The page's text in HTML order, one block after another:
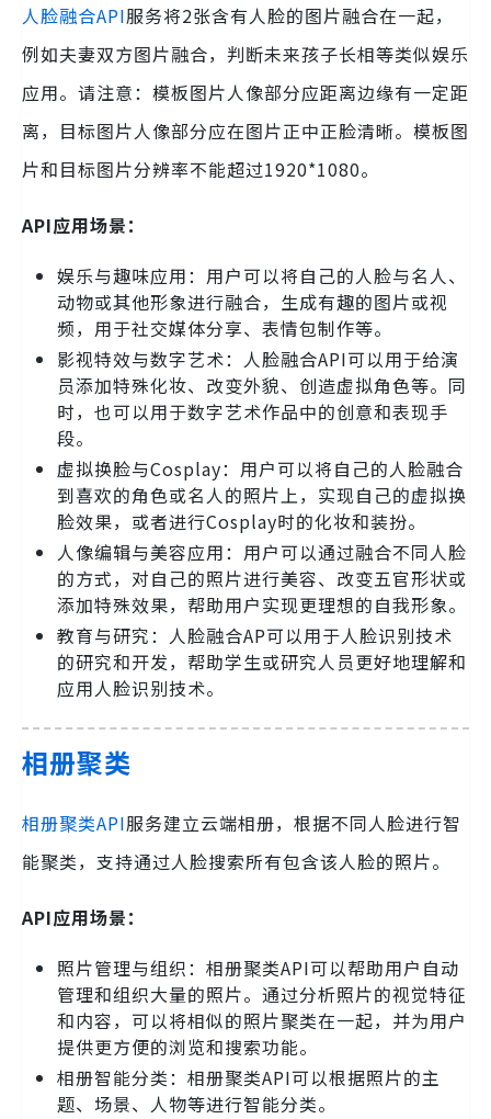
人脸融合API服务将2张含有人脸的图片融合在一起，
例如夫妻双方图片融合，判断未来孩子长相等类似娱乐
应用。请注意：模板图片人像部分应距离边缘有一定距
离，目标图片人像部分应在图片正中正脸清晰。模板图
片和目标图片分辨率不能超过1920*1080。
API应用场景：
娱乐与趣味应用：用户可以将自己的人脸与名人、
动物或其他形象进行融合，生成有趣的图片或视
频，用于社交媒体分享、表情包制作等。
影视特效与数字艺术：人脸融合API可以用于给演
员添加特殊化妆、改变外貌、创造虚拟角色等。同
时，也可以用于数字艺术作品中的创意和表现手
段。
虚拟换脸与Cosplay：用户可以将自己的人脸融合
到喜欢的角色或名人的照片上，实现自己的虚拟换
脸效果，或者进行Cosplay时的化妆和装扮。
人像编辑与美容应用：用户可以通过融合不同人脸
的方式，对自己的照片进行美容、改变五官形状或
添加特殊效果，帮助用户实现更理想的自我形象。
教育与研究：人脸融合AP可以用于人脸识别技术
的研究和开发，帮助学生或研究人员更好地理解和
应用人脸识别技术。
相册聚类
相册聚类API服务建立云端相册，根据不同人脸进行智
能聚类，支持通过人脸搜索所有包含该人脸的照片。
API应用场景：
照片管理与组织：相册聚类API可以帮助用户自动
管理和组织大量的照片。通过分析照片的视觉特征
和内容，可以将相似的照片聚类在一起，并为用户
提供更方便的浏览和搜索功能。
相册智能分类：相册聚类API可以根据照片的主
题、场景、人物等进行智能分类。